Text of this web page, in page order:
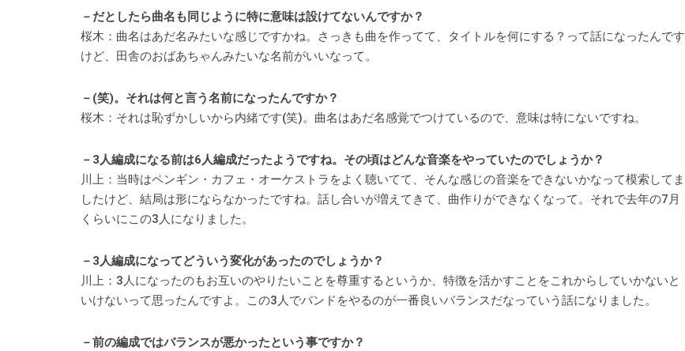
－だとしたら曲名も同じように特に意味は設けてないんですか？
桜木：曲名はあだ名みたいな感じですかね。さっきも曲を作ってて、タイトルを何にする？って話になったんです
けど、田舎のおばあちゃんみたいな名前がいいなって。
－(笑)。それは何と言う名前になったんですか？
桜木：それは恥ずかしいから内緒です(笑)。曲名はあだ名感覚でつけているので、意味は特にないですね。
－3人編成になる前は6人編成だったようですね。その頃はどんな音楽をやっていたのでしょうか？
川上：当時はペンギン・カフェ・オーケストラをよく聴いてて、そんな感じの音楽をできないかなって模索してま
したけど、結局は形にならなかったですね。話し合いが増えてきて、曲作りができなくなって。それで去年の7月
くらいにこの3人になりました。
－3人編成になってどういう変化があったのでしょうか？
川上：3人になったのもお互いのやりたいことを尊重するというか、特徴を活かすことをこれからしていかないと
いけないって思ったんですよ。この3人でバンドをやるのが一番良いバランスだなっていう話になりました。
－前の編成ではバランスが悪かったという事ですか？